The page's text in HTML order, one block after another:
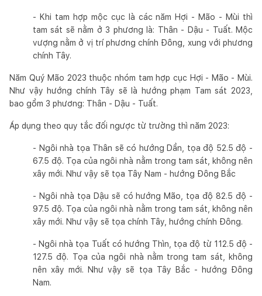
- Khi tam hợp mộc cục là các năm Hợi - Mão - Mùi thì
tam sát sẽ nằm ở 3 phương là: Thân - Dậu - Tuất. Mộc
vượng nằm ở vị trí phương chính Đông, xung với phương
chính Tây.
Năm Quý Mão 2023 thuộc nhóm tam hợp cục Hợi - Mão - Mùi.
Như vậy hướng chính Tây sẽ là hướng phạm Tam sát 2023,
bao gồm 3 phương: Thân - Dậu - Tuất.
Áp dụng theo quy tắc đối ngược từ trường thì năm 2023:
- Ngôi nhà tọa Thân sẽ có hướng Dần, tọa độ 52.5 độ -
67.5 độ. Tọa của ngôi nhà nằm trong tam sát, không nên
xây mới. Như vậy sẽ tọa Tây Nam - hướng Đông Bắc
- Ngôi nhà tọa Dậu sẽ có hướng Mão, tọa độ 82.5 độ -
97.5 độ. Tọa của ngôi nhà nằm trong tam sát, không nên
xây mới. Như vậy sẽ tọa chính Tây, hướng chính Đông.
- Ngôi nhà tọa Tuất có hướng Thìn, tọa độ từ 112.5 độ -
127.5 độ. Tọa của ngôi nhà nằm trong tam sát, không
nên xây mới. Như vậy sẽ tọa Tây Bắc - hướng Đông
Nam.